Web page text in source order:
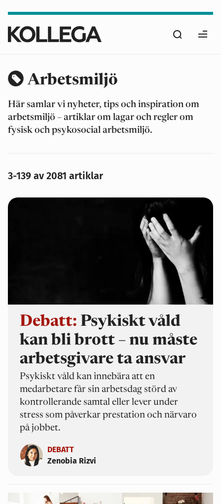
huvudinnehåll
Sök
Arbetsmiljö
Här samlar vi nyheter, tips och inspiration om
arbetsmiljö – artiklar om lagar och regler om
fysisk och psykosocial arbetsmiljö.
3-139 av 2081 artiklar
Debatt: Psykiskt våld
kan bli brott – nu måste
arbetsgivare ta ansvar
Psykiskt våld kan innebära att en
medarbetare får sin arbetsdag störd av
kontrollerande samtal eller lever under
stress som påverkar prestation och närvaro
på jobbet.
DEBATT
Zenobia Rizvi